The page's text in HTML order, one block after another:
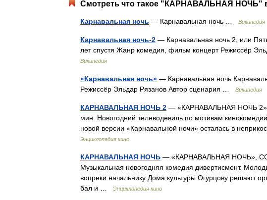
Смотреть что такое "КАРНАВАЛЬНАЯ НОЧЬ" в
Карнавальная ночь — Карнавальная ночь … Википедия
Карнавальная ночь-2 — Карнавальная ночь 2, или
лет спустя Жанр комедия, фильм концерт Режиссёр
Википедия
«Карнавальная ночь» — Карнавальная ночь
Режиссёр Эльдар Рязанов Автор сценария …
Википедия
КАРНАВАЛЬНАЯ НОЧЬ 2 — «КАРНАВАЛЬНАЯ НОЧЬ 2»,
мин. Новогодний телеводевиль по мотивам
новой версии «Карнавальной ночи» осталась в
Энциклопедия кино
КАРНАВАЛЬНАЯ НОЧЬ — «КАРНАВАЛЬНАЯ НОЧЬ»,
Музыкальная новогодняя комедия дивертисмент.
вопреки начальнику Дома культуры Огурцову решают
бал и …
Энциклопедия кино